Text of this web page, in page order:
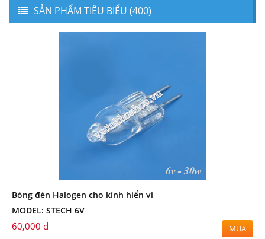
SẢN PHẨM TIÊU BIỂU (400)
Bóng đèn Halogen cho kính hiển vi
MODEL: STECH 6V
60,000 đ MUA